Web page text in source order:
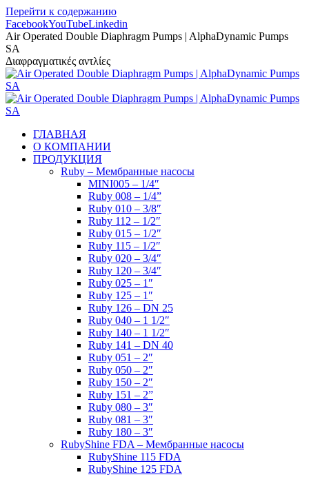
Перейти к содержанию
FacebookYouTubeLinkedin
Air Operated Double Diaphragm Pumps | AlphaDynamic Pumps
SA
Διαφραγματικές αντλίες
ГЛАВНАЯ
О КОМПАНИИ
ПРОДУКЦИЯ
Ruby – Мембранные насосы
MINI005 – 1/4″
Ruby 008 – 1/4”
Ruby 010 – 3/8″
Ruby 112 – 1/2″
Ruby 015 – 1/2″
Ruby 115 – 1/2″
Ruby 020 – 3/4″
Ruby 120 – 3/4″
Ruby 025 – 1″
Ruby 125 – 1″
Ruby 126 – DN 25
Ruby 040 – 1 1/2″
Ruby 140 – 1 1/2″
Ruby 141 – DN 40
Ruby 051 – 2″
Ruby 050 – 2″
Ruby 150 – 2″
Ruby 151 – 2”
Ruby 080 – 3″
Ruby 081 – 3″
Ruby 180 – 3″
RubyShine FDA – Мембранные насосы
RubyShine 115 FDA
RubyShine 125 FDA